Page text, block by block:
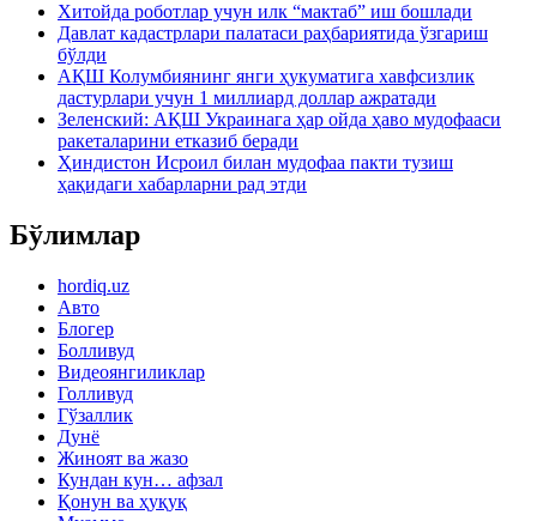
Хитойда роботлар учун илк “мактаб” иш бошлади
Давлат кадастрлари палатаси раҳбариятида ўзгариш
бўлди
АҚШ Колумбиянинг янги ҳукуматига хавфсизлик
дастурлари учун 1 миллиард доллар ажратади
Зеленский: АҚШ Украинага ҳар ойда ҳаво мудофааси
ракеталарини етказиб беради
Ҳиндистон Исроил билан мудофаа пакти тузиш
ҳақидаги хабарларни рад этди
Бўлимлар
hordiq.uz
Авто
Блогер
Болливуд
Видеоянгиликлар
Голливуд
Гўзаллик
Дунё
Жиноят ва жазо
Кундан кун… афзал
Қонун ва ҳуқуқ